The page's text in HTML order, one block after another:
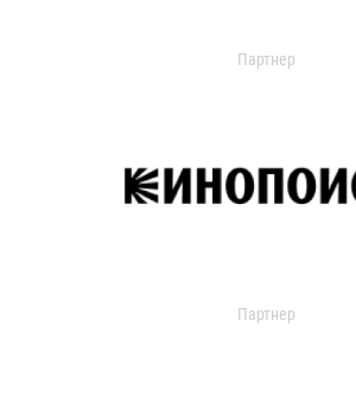
Партнер
Партнер